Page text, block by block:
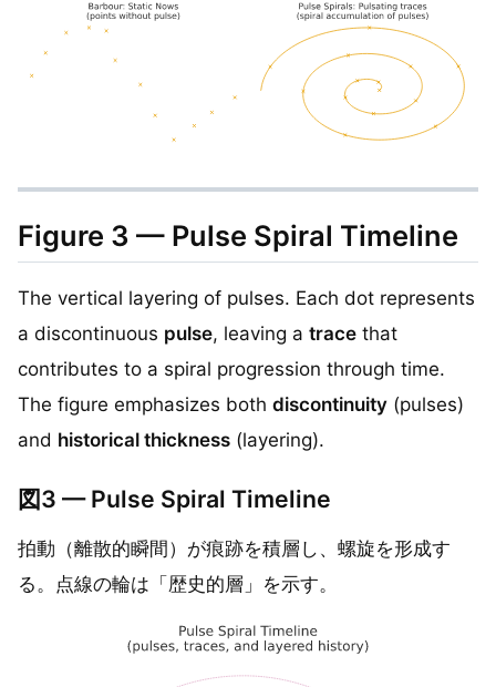
Figure 3 — Pulse Spiral Timeline
The vertical layering of pulses. Each dot represents
a discontinuous pulse, leaving a trace that
contributes to a spiral progression through time.
The figure emphasizes both discontinuity (pulses)
and historical thickness (layering).
図3 — Pulse Spiral Timeline
拍動（離散的瞬間）が痕跡を積層し、螺旋を形成す
る。点線の輪は「歴史的層」を示す。